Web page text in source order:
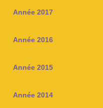
Année 2017
Année 2016
Année 2015
Année 2014